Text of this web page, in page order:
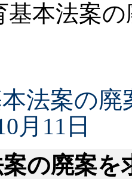
基本法案
法案の
月11日
の廃案